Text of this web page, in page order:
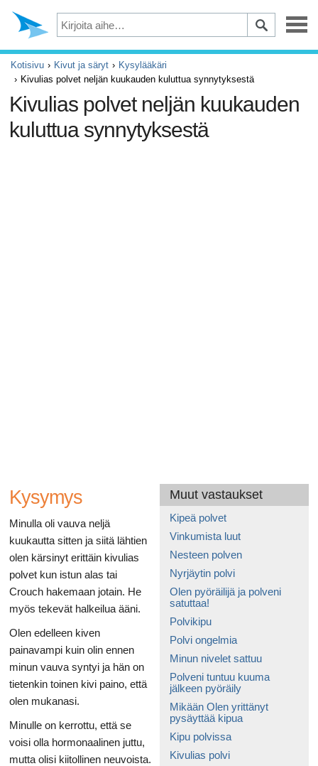
Masennus
Silmät
Tapaturmat ja ensiapu
Kotisivu Kivut ja säryt
Kysylääkäri
Kivulias polvet neljän kuukauden kuluttua synnytyksestä
Kivulias polvet neljän kuukauden
kuluttua synnytyksestä
Muut vastaukset
Kipeä polvet
Vinkumista luut
Nesteen polven
Nyrjäytin polvi
Olen pyöräilijä ja polveni
satuttaa!
Polvikipu
Polvi ongelmia
Minun nivelet sattuu
Polveni tuntuu kuuma
jälkeen pyöräily
Mikään Olen yrittänyt
pysäyttää kipua
Kipu polvissa
Kivulias polvi
Kysymys
Minulla oli vauva neljä
kuukautta sitten ja siitä lähtien
olen kärsinyt erittäin kivulias
polvet kun istun alas tai
Crouch hakemaan jotain. He
myös tekevät halkeilua ääni.
Olen edelleen kiven
painavampi kuin olin ennen
minun vauva syntyi ja hän on
tietenkin toinen kivi paino, että
olen mukanasi.
Minulle on kerrottu, että se
voisi olla hormonaalinen juttu,
mutta olisi kiitollinen neuvoista.